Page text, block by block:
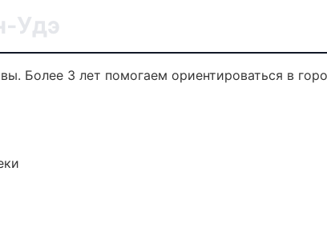
Удэ
Более 3 лет помогаем ориентироваться в